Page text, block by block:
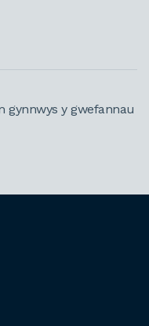
gynnwys y gwefannau